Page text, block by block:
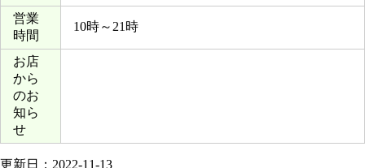
営業
時間
10時～21時
お店
から
のお
知ら
せ
更新日：2022-11-13